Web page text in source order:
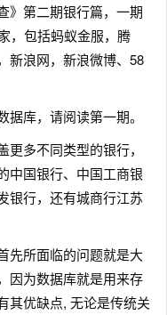
》第二期银行篇，一期
，包括蚂蚁金服，腾
新浪网，新浪微博、58
库，请阅读第一期。
多不同类型的银行，
中国银行、中国工商银
银行，还有城商行江苏
先所面临的问题就是大
因为数据库就是用来存
其优缺点, 无论是传统关